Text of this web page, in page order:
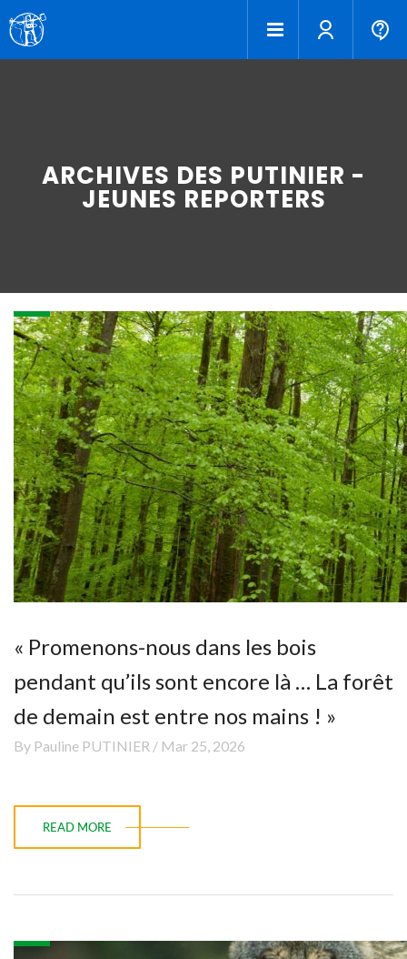
ARCHIVES DES PUTINIER -
JEUNES REPORTERS
« Promenons-nous dans les bois
pendant qu’ils sont encore là … La forêt
de demain est entre nos mains ! »
By Pauline PUTINIER / Mar 25, 2026
READ MORE